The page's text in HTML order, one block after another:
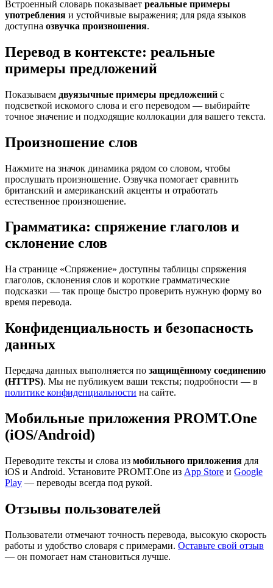
Встроенный словарь показывает реальные примеры
употребления и устойчивые выражения; для ряда языков
доступна озвучка произношения.
Перевод в контексте: реальные
примеры предложений
Показываем двуязычные примеры предложений с
подсветкой искомого слова и его переводом — выбирайте
точное значение и подходящие коллокации для вашего текста.
Произношение слов
Нажмите на значок динамика рядом со словом, чтобы
прослушать произношение. Озвучка помогает сравнить
британский и американский акценты и отработать
естественное произношение.
Грамматика: спряжение глаголов и
склонение слов
На странице «Спряжение» доступны таблицы спряжения
глаголов, склонения слов и короткие грамматические
подсказки — так проще быстро проверить нужную форму во
время перевода.
Конфиденциальность и безопасность
данных
Передача данных выполняется по защищённому соединению
(HTTPS). Мы не публикуем ваши тексты; подробности — в
политике конфиденциальности на сайте.
Мобильные приложения PROMT.One
(iOS/Android)
Переводите тексты и слова из мобильного приложения для
iOS и Android. Установите PROMT.One из App Store и Google
Play — переводы всегда под рукой.
Отзывы пользователей
Пользователи отмечают точность перевода, высокую скорость
работы и удобство словаря с примерами. Оставьте свой отзыв
— он помогает нам становиться лучше.